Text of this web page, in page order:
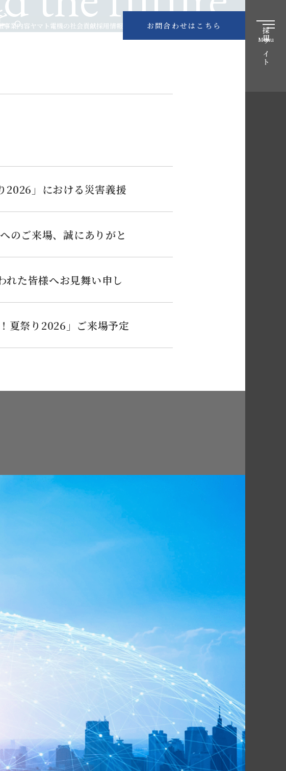
事業内容ヤマト電機の社会貢献採用情報 お問合わせはこちら
。
2026」における災害義援
のご来場、誠にありがと
れた皆様へお見舞い申し
夏祭り2026」ご来場予定
Menu
企業情報
事業内容
ヤマト
採用サイト